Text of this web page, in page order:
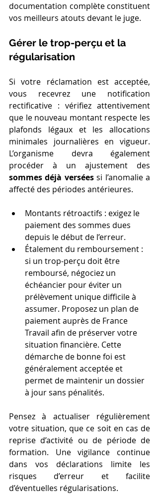
documentation complète constituent
vos meilleurs atouts devant le juge.
Gérer le trop-perçu et la
régularisation
Si votre réclamation est acceptée,
vous recevrez une notification
rectificative : vérifiez attentivement
que le nouveau montant respecte les
plafonds légaux et les allocations
minimales journalières en vigueur.
L’organisme devra également
sommes déjà versées si l’anomalie a
affecté des périodes antérieures.
Montants rétroactifs : exigez le
paiement des sommes dues
depuis le début de l’erreur.
Étalement du remboursement :
si un trop-perçu doit être
remboursé, négociez un
échéancier pour éviter un
prélèvement unique difficile à
assumer. Proposez un plan de
paiement auprès de France
Travail afin de préserver votre
situation financière. Cette
démarche de bonne foi est
généralement acceptée et
permet de maintenir un dossier
à jour sans pénalités.
Pensez à actualiser régulièrement
votre situation, que ce soit en cas de
reprise d’activité ou de période de
formation. Une vigilance continue
dans vos déclarations limite les
risques d’erreur et facilite
d’éventuelles régularisations.